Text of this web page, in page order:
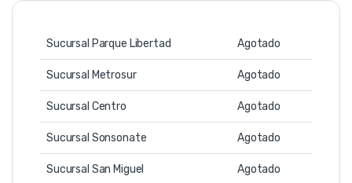
Sucursal Parque Libertad Agotado
Sucursal Metrosur Agotado
Sucursal Centro Agotado
Sucursal Sonsonate Agotado
Sucursal San Miguel Agotado